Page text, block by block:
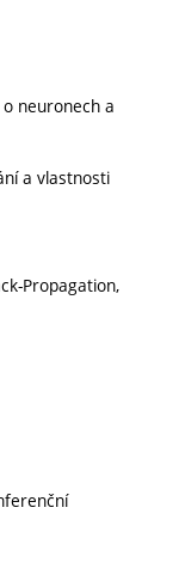
neuronech a
a vlastnosti
Propagation,